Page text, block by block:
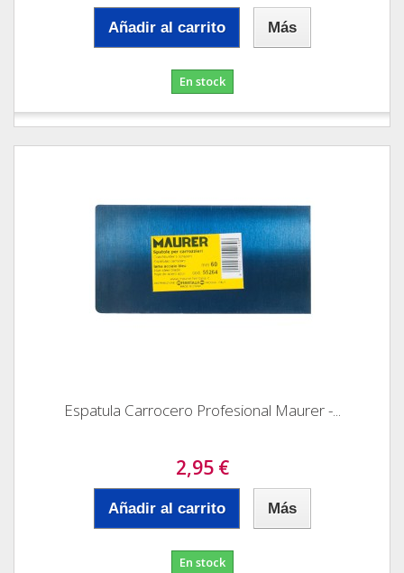
Añadir al carrito Más
En stock
Espatula Carrocero Profesional Maurer -...
2,95 €
Añadir al carrito Más
En stock